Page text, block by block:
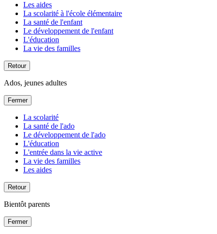
Les aides
La scolarité à l'école élémentaire
La santé de l'enfant
Le développement de l'enfant
L'éducation
La vie des familles
Retour
Ados, jeunes adultes
Fermer
La scolarité
La santé de l'ado
Le développement de l'ado
L'éducation
L'entrée dans la vie active
La vie des familles
Les aides
Retour
Bientôt parents
Fermer